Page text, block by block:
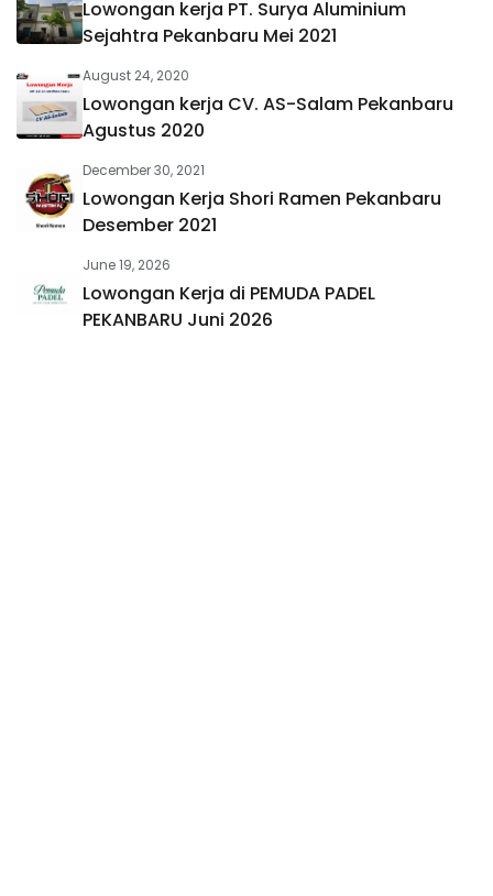
Lowongan kerja PT. Surya Aluminium
Sejahtra Pekanbaru Mei 2021
August 24, 2020
Lowongan kerja CV. AS-Salam Pekanbaru
Agustus 2020
December 30, 2021
Lowongan Kerja Shori Ramen Pekanbaru
Desember 2021
June 19, 2026
Lowongan Kerja di PEMUDA PADEL
PEKANBARU Juni 2026